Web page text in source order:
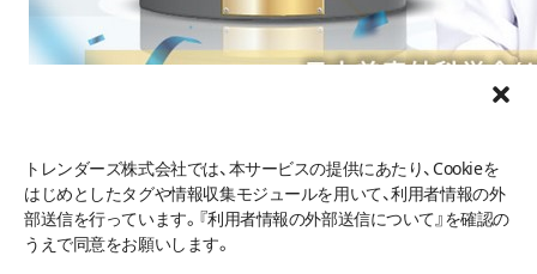
トレンダーズ株式会社では、本サービスの提供にあたり、Cookieを
はじめとしたタグや情報収集モジュールを用いて、利用者情報の外
部送信を行っています。『利用者情報の外部送信について』を確認の
うえで同意をお願いします。
eクリニックの特長3つ
「W型」「Z型」「リドレープ法（韓国式目頭切開）」の3種類
の目頭切開がある